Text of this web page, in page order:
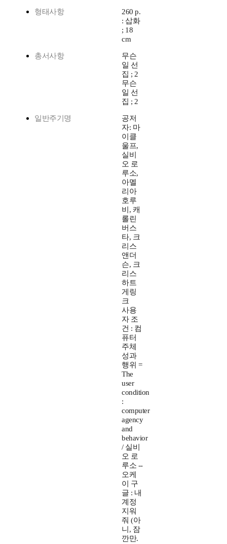
형태사항
260 p.
: 삽화
; 18
cm
총서사항
무슨
일 선
집 ; 2
무슨
일 선
집 ; 2
일반주기명
공저
자: 마
이클
울프,
실비
오 로
루소,
아멜
리아
호루
비, 캐
롤린
버스
타, 크
리스
앤더
슨, 크
리스
하트
게링
크
사용
자 조
건 : 컴
퓨터
주체
성과
행위 =
The
user
condition
:
computer
agency
and
behavior
/ 실비
오 로
루소 --
오케
이 구
글 : 내
계정
지워
줘 (아
니, 잠
깐만.